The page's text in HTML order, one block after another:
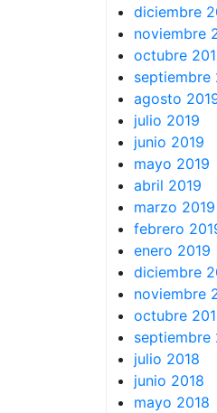
diciembre
noviembre
octubre
septiembre
agosto
julio 2019
junio 2019
mayo 2019
abril 2019
marzo 2019
febrero
enero 2019
diciembre
noviembre
octubre
septiembre
julio 2018
junio 2018
mayo 2018